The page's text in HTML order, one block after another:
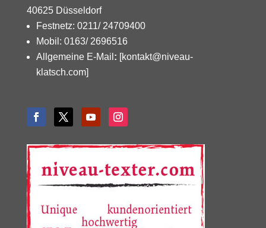
40625 Düsseldorf
Festnetz: 0211/ 24709400
Mobil: 0163/ 2696516
Allgemeine E-Mail : [kontakt@niveau-
klatsch.com]